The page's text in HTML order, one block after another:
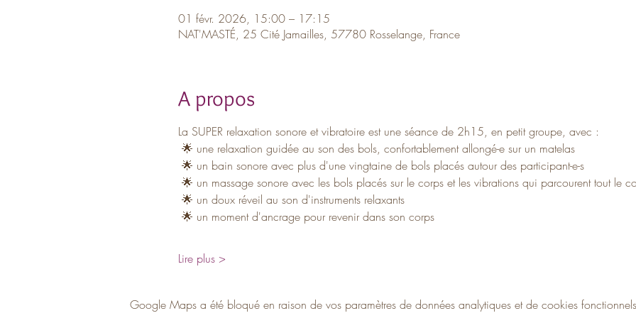
01 févr. 2026, 15:00 – 17:15
NAT'MASTÉ, 25 Cité Jamailles, 57780 Rosselange, France
A propos
La SUPER relaxation sonore et vibratoire est une séance de 2h15, en petit groupe, avec :
🌟 une relaxation guidée au son des bols, confortablement allongé-e sur un matelas
🌟 un bain sonore avec plus d'une vingtaine de bols placés autour des participant-e-s
🌟 un massage sonore avec les bols placés sur le corps et les vibrations qui parcourent tout le
🌟 un doux réveil au son d'instruments relaxants
🌟 un moment d'ancrage pour revenir dans son corps
Lire plus >
Google Maps a été bloqué en raison de vos paramètres de données analytiques et de cookies